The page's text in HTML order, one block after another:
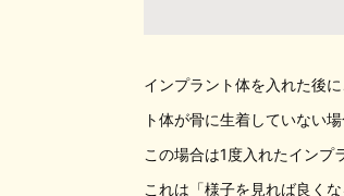
インプラント体を入れた後に
ト体が骨に生着していない場
この場合は1度入れたインプ
これは「様子を見れば良く